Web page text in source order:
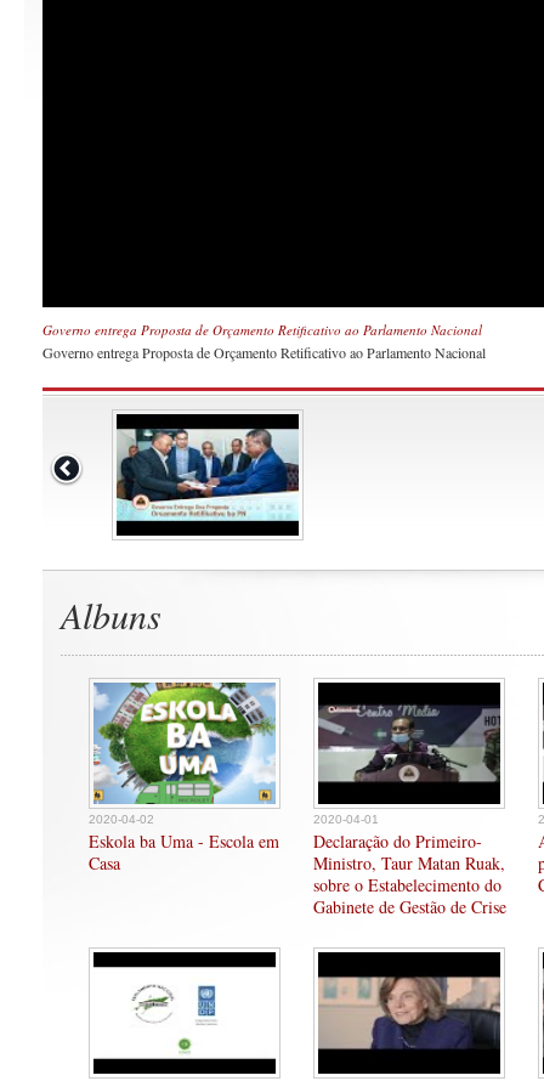
Governo entrega Proposta de Orçamento Retificativo ao Parlamento Nacional
Governo entrega Proposta de Orçamento Retificativo ao Parlamento Nacional
Albuns
2020-04-02
Eskola ba Uma - Escola em
Casa
2020-04-01
Declaração do Primeiro-
Ministro, Taur Matan Ruak,
sobre o Estabelecimento do
Gabinete de Gestão de Crise